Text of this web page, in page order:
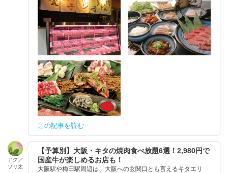
この記事を読む
アクア
ソリ太
【予算別】大阪・キタの焼肉食べ放題6選！2,980円で
国産牛が楽しめるお店も！
大阪駅や梅田駅周辺は、大阪への玄関口とも言えるキタエリ